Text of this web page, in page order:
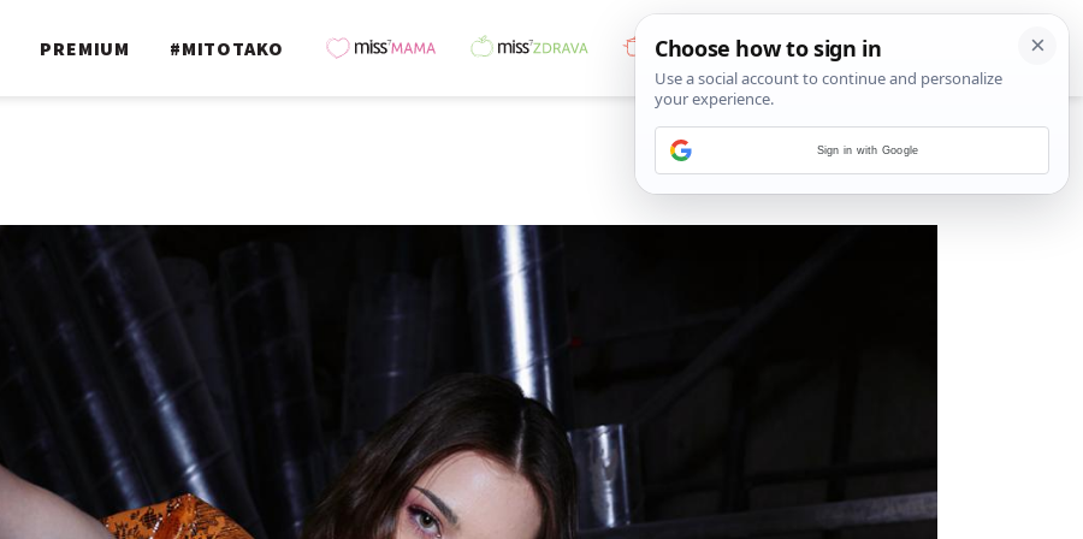
PREMIUM #MITOTAKO
Sign in with Google